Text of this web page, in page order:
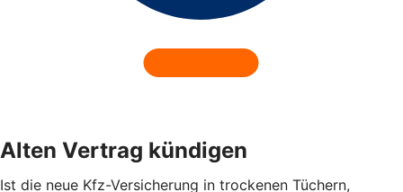
Alten Vertrag kündigen
Ist die neue Kfz-Versicherung in trockenen Tüchern,